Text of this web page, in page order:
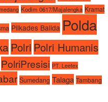
Kodim 0617/Majalengka Kramat
Pilkades Balida Polda
Polri Polri Humanis
PolriPresisi PT. Leetex
Sumedang Talaga Tambang